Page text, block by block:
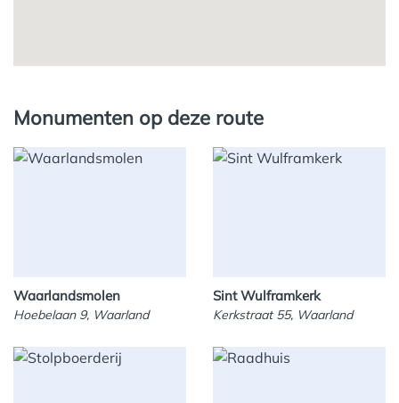
Monumenten op deze route
Waarlandsmolen
Hoebelaan 9, Waarland
Sint Wulframkerk
Kerkstraat 55, Waarland